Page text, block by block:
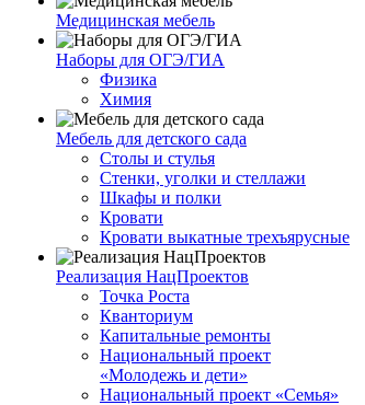
Медицинская мебель
Наборы для ОГЭ/ГИА
Физика
Химия
Мебель для детского сада
Столы и стулья
Стенки, уголки и стеллажи
Шкафы и полки
Кровати
Кровати выкатные трехъярусные
Реализация НацПроектов
Точка Роста
Кванториум
Капитальные ремонты
Национальный проект
«Молодежь и дети»
Национальный проект «Семья»